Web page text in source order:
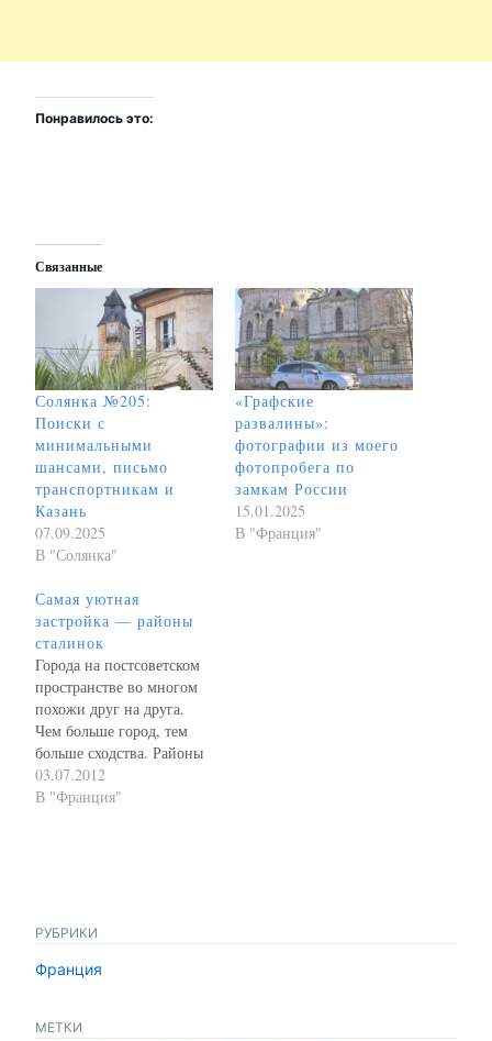
Понравилось это:
Связанные
Солянка №205:
Поиски с
минимальными
шансами, письмо
транспортникам и
Казань
07.09.2025
В "Солянка"
«Графские
развалины»:
фотографии из моего
фотопробега по
замкам России
15.01.2025
В "Франция"
Самая уютная
застройка — районы
сталинок
Города на постсоветском
пространстве во многом
похожи друг на друга.
Чем больше город, тем
больше сходства. Районы
тоже похожи. Проехав
вчера на велосипеде по
жизни? Новостройки,
далеко не всегда. Если это
03.07.2012
В "Франция"
РУБРИКИ
Франция
МЕТКИ